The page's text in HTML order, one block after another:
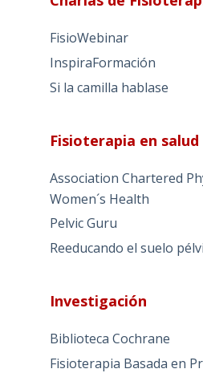
FisioWebinar
InspiraFormación
Si la camilla hablase
Fisioterapia en
Association Chartered
Women´s Health
Pelvic Guru
Reeducando el suelo
Investigación
Biblioteca Cochrane
Fisioterapia Basada en